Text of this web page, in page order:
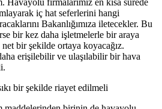
Havayolu firmalarımız en kısa sürede
iç hat seferlerini hangi
Bakanlığımıza iletecekler. Bu
bir kez daha işletmelerle bir araya
bir şekilde ortaya koyacağız.
erişilebilir ve ulaşılabilir bir hava
bir şekilde riayet edilmeli